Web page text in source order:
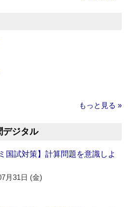
もっと見る »
デジタル
国試対策】計算問題を意識しよ
月31日 (金)